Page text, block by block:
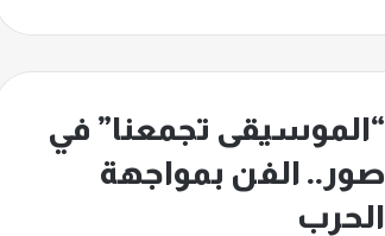
“الموسيقى تجمعنا” في
صور.. الفن بمواجهة
الحرب